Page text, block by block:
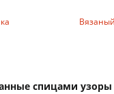
спицами узоры